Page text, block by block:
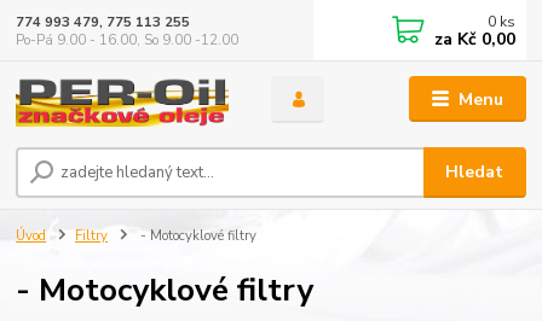
Menu
Hledat
774 993 479, 775 113 255
Po-Pá 9.00 - 16.00, So 9.00 -12.00
0 ks
za Kč 0,00
Úvod Filtry - Motocyklové filtry
- Motocyklové filtry